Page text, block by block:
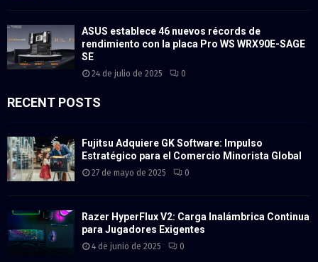
ASUS establece 46 nuevos récords de
rendimiento con la placa Pro WS WRX90E-SAGE
SE
24 de julio de 2025 0
RECENT POSTS
Fujitsu Adquiere GK Software: Impulso
Estratégico para el Comercio Minorista Global
27 de mayo de 2025 0
Razer HyperFlux V2: Carga Inalámbrica Continua
para Jugadores Exigentes
4 de junio de 2025 0